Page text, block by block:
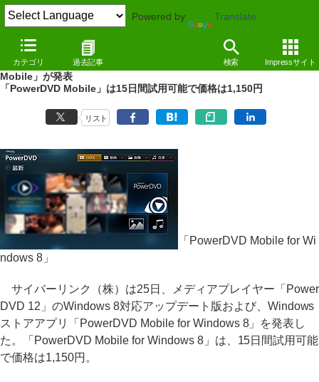
Powered by Translate
カテゴリ 過去記事 検索 Impressサイト
NEWS（12/10/25 16:36）
Windows 8対応の「PowerDVD 12」およびストアアプリ「PowerDVD
Mobile」が発表
「PowerDVD Mobile」は15日間試用可能で価格は1,150円
リスト
「PowerDVD Mobile for Wi
ndows 8」
サイバーリンク（株）は25日、メディアプレイヤー「Power
DVD 12」のWindows 8対応アップデート版および、Windows
ストアアプリ「PowerDVD Mobile for Windows 8」を発表し
た。「PowerDVD Mobile for Windows 8」は、15日間試用可能
で価格は1,150円。